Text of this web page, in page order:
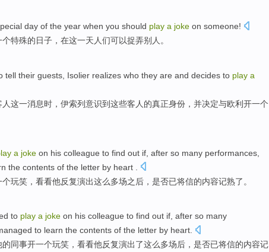
day of the year when you should play a joke on someone!
个特殊的日子 ，在这一天人们可以捉弄别人。
tell their guests , Isolier realizes who they are and decides to play a
这一消息时，伊索列意识到这些客人的真正身份， 并决定与欧利开一个
a joke on his colleague to find out if after so many performances
the contents of the letter by heart .
个玩笑 ，看看他反复演出这么多场之后 ， 是否已将信的内容记熟了。
to play a joke on his colleague to find out if, after so many
to learn the contents of the letter by heart.
的同事开一个玩笑 ，看看他反复演出了这么多场后 ， 是否已将信的内容记